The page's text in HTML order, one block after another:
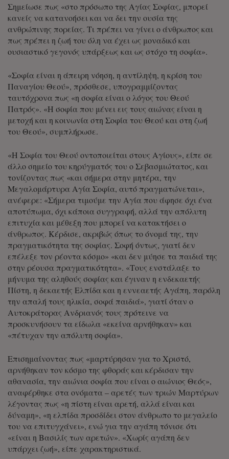
Σημείωσε πως «στο πρόσωπο της Αγίας Σοφίας, μπορεί
κανείς να κατανοήσει και να δει την ουσία της
ανθρώπινης πορείας. Τι πρέπει να γίνει ο άνθρωπος και
πως πρέπει η ζωή του όλη να έχει ως μοναδικό και
ουσιαστικό γεγονός υπάρξεως και ως στόχο τη σοφία».
«Σοφία είναι η άπειρη νόηση, η αντίληψη, η κρίση του
Παναγίου Θεού», πρόσθεσε, υπογραμμίζοντας
ταυτόχρονα πως «η σοφία είναι ο λόγος του Θεού
Πατρός». «Η σοφία που μένει εις τους αιώνας είναι η
μετοχή και η κοινωνία στη Σοφία του Θεού και στη ζωή
του Θεού», συμπλήρωσε.
«Η Σοφία του Θεού οντοποιείται στους Αγίους», είπε σε
άλλο σημείο του κηρύγματός του ο Σεβασμιώτατος, και
τονίζοντας πως «και σήμερα στην μητέρα, την
Μεγαλομάρτυρα Αγία Σοφία, αυτό πραγματώνεται»,
ανέφερε: «Σήμερα τιμούμε την Αγία που άφησε όχι ένα
αποτύπωμα, όχι κάποια συγγραφή, αλλά την απόλυτη
επιτυχία και μέθεξη που μπορεί να κατακτήσει ο
άνθρωπος. Κέρδισε, ακριβώς όπως το όνομά της, την
πραγματικότητα της σοφίας. Σοφή όντως, γιατί δεν
επέλεξε τον ρέοντα κόσμο» «και δεν μύησε τα παιδιά της
στην ρέουσα πραγματικότητα». «Τους ενστάλαξε το
μήνυμα της αληθούς σοφίας και έγιναν η ενδεκαετής
Πίστη, η δεκαετής Ελπίδα και η εννεαετής Αγάπη, παρόλη
την απαλή τους ηλικία, σοφά παιδιά», γιατί όταν ο
Αυτοκράτορας Ανδριανός τους πρότεινε να
προσκυνήσουν τα είδωλα «εκείνα αρνήθηκαν» και
«πέτυχαν την απόλυτη σοφία».
Επισημαίνοντας πως «μαρτύρησαν για το Χριστό,
αρνήθηκαν τον κόσμο της φθοράς και κέρδισαν την
αθανασία, την αιώνια σοφία που είναι ο αιώνιος Θεός»,
αναφέρθηκε στα ονόματα – αρετές των τριών Μαρτύρων
λέγοντας πως «η πίστη είναι αρετή, αλλά είναι και
δύναμη», «η ελπίδα προσδίδει στον άνθρωπο το μεγαλείο
του να επιτυγχάνει», ενώ για την αγάπη τόνισε ότι
«είναι η Βασιλίς των αρετών». «Χωρίς αγάπη δεν
υπάρχει ζωή», είπε χαρακτηριστικά.